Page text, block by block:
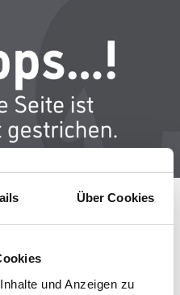
Über Cookies
und Anzeigen zu